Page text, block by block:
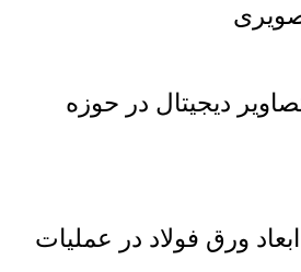
دیجیتال در حوزه
ابعاد ورق فولاد در عملیات